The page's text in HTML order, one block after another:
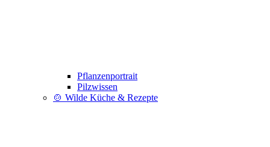
Pflanzenportrait
Pilzwissen
🍲 Wilde Küche & Rezepte